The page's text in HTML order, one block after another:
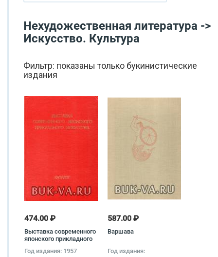
Нехудожественная литература ->
Искусство. Культура
Фильтр: показаны только букинистические
издания
474.00 ₽
Выставка современного
японского прикладного
Год издания: 1957
587.00 ₽
Варшава
Год издания: